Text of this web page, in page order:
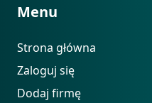
Menu
Strona główna
Zaloguj się
Dodaj firmę